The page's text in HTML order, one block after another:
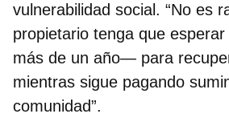
vulnerabilidad social. “No es
propietario tenga que
más de un año— para
mientras sigue pagando
comunidad”.